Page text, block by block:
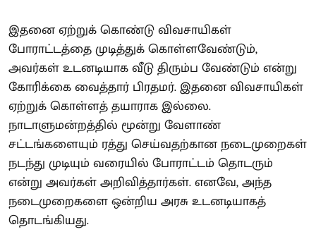
இதனை ஏற்றுக் கொண்டு விவசாயிகள்
போராட்டத்தை முடித்துக் கொள்ளவேண்டும்,
அவர்கள் உடனடியாக வீடு திரும்ப வேண்டும் என்று
கோரிக்கை வைத்தார் பிரதமர். இதனை விவசாயிகள்
ஏற்றுக் கொள்ளத் தயாராக இல்லை.
நாடாளுமன்றத்தில் மூன்று வேளாண்
சட்டங்களையும் ரத்து செய்வதற்கான நடைமுறைகள்
நடந்து முடியும் வரையில் போராட்டம் தொடரும்
என்று அவர்கள் அறிவித்தார்கள். எனவே, அந்த
நடைமுறைகளை ஒன்றிய அரசு உடனடியாகத்
தொடங்கியது.